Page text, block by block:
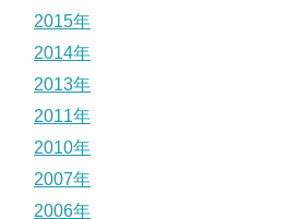
2015年
2014年
2013年
2011年
2010年
2007年
2006年